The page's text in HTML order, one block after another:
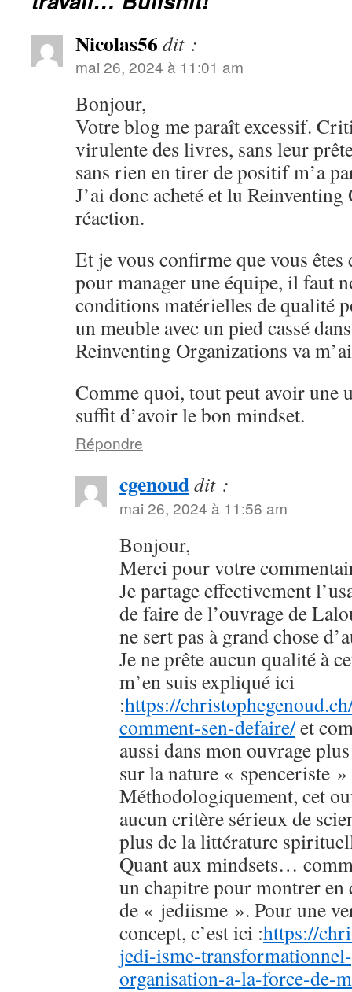
Nicolas56 dit :
mai 26, 2024 à 11:01 am
Bonjour,
Votre blog me paraît excessif.
virulente des livres, sans leur
sans rien en tirer de positif m’a
J’ai donc acheté et lu
réaction.
Et je vous confirme que vous êtes
pour manager une équipe, il faut
conditions matérielles de qualité
un meuble avec un pied cassé
Reinventing Organizations va
Comme quoi, tout peut avoir une
suffit d’avoir le bon mindset.
Répondre
cgenouddit :
mai 26, 2024 à 11:56 am
Bonjour,
Merci pour votre
Je partage effectivement
de faire de l’ouvrage de
ne sert pas à grand chose
Je ne prête aucun qualité à
m’en suis expliqué ici
:https://
comment-sen-defaire/et
aussi dans mon ouvrage
sur la nature « spenceriste
Méthodologiquement, cet
aucun critère sérieux de
plus de la littérature
Quant aux mindsets…
un chapitre pour montrer en
de « jediisme ». Pour une
concept, c’est ici :https://
jedi-isme-
organisation-a-la-force-de-